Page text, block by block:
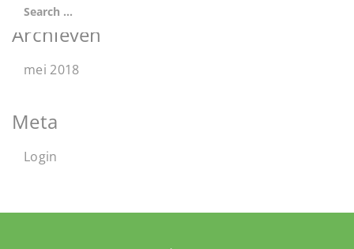
Archieven
mei 2018
Meta
Login